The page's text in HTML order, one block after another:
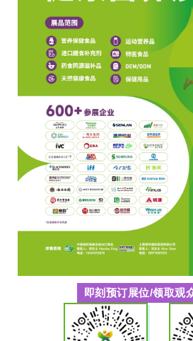
即刻预订展位/领取观